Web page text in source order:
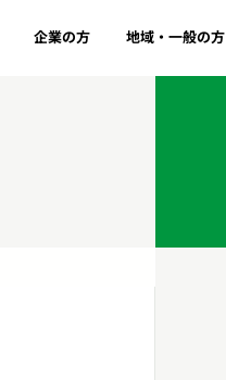
企業の方
地域・一般の方